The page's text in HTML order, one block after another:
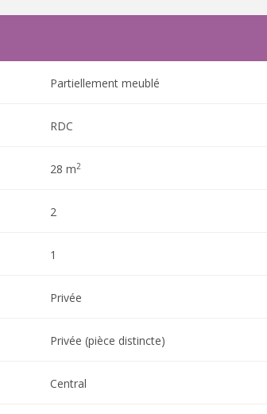
Partiellement meublé
RDC
28 m2
2
1
Privée
Privée (pièce distincte)
Central